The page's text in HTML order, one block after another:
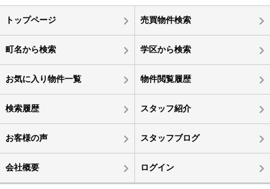
トップページ 売買物件検索
町名から検索 学区から検索
お気に入り物件一覧 物件閲覧履歴
検索履歴 スタッフ紹介
お客様の声 スタッフブログ
会社概要 ログイン